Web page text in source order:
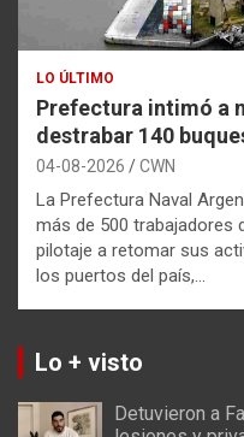
LO ÚLTIMO
Prefectura intimó a
destrabar 140
04-08-2026 CWN
La Prefectura Naval
más de 500 trabajadores
pilotaje a retomar sus
los puertos del país,…
Lo + visto
Detuvieron a